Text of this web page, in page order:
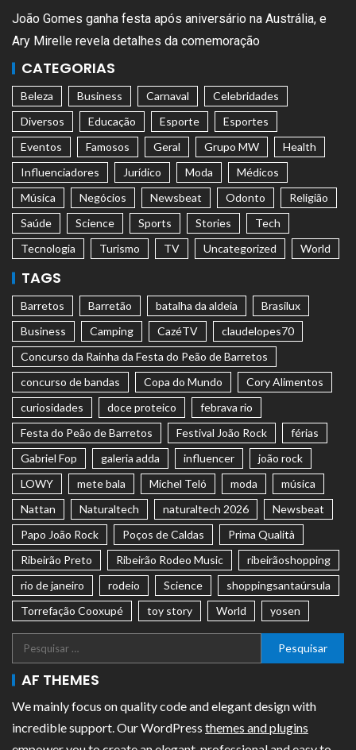
João Gomes ganha festa após aniversário na Austrália, e
Ary Mirelle revela detalhes da comemoração
CATEGORIAS
Beleza Business Carnaval
Celebridades
Diversos
Educação Esporte
Esportes
Eventos
Famosos Geral Grupo MW
Health
Influenciadores
Jurídico Moda
Médicos
Música
Negócios Newsbeat Odonto
Religião
Saúde
Science Sports Stories
Tech
Tecnologia
Turismo TV Uncategorized World
TAGS
Barretos Barretão batalha da aldeia
Brasilux
Business
Camping CazéTV
claudelopes70
Concurso da Rainha da Festa do Peão de Barretos
concurso de bandas
Copa do Mundo
Cory Alimentos
curiosidades
doce proteico
febrava rio
Festa do Peão de Barretos
Festival João Rock
férias
Gabriel Fop
galeria adda influencer
joão rock
LOWY
mete bala Michel Teló moda
música
Nattan
Naturaltech naturaltech 2026
Newsbeat
Papo João Rock
Poços de Caldas
Prima Qualità
Ribeirão Preto
Ribeirão Rodeo Music
ribeirãoshopping
rio de janeiro
rodeio Science
shoppingsantaúrsula
Torrefação Cooxupé
toy story World yosen
AF THEMES
We mainly focus on quality code and elegant design with
incredible support. Our WordPress themes and plugins